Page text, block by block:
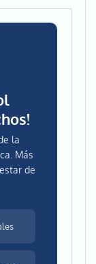
la
Más
de